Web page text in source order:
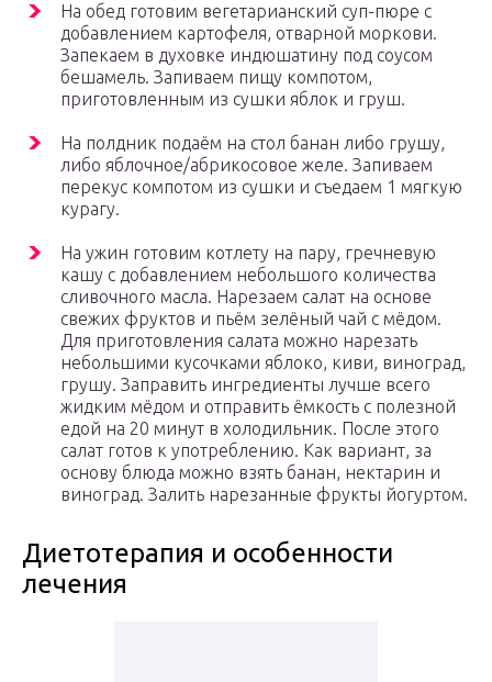
На обед готовим вегетарианский суп-пюре с
добавлением картофеля, отварной моркови.
Запекаем в духовке индюшатину под соусом
бешамель. Запиваем пищу компотом,
приготовленным из сушки яблок и груш.
На полдник подаём на стол банан либо грушу,
либо яблочное/абрикосовое желе. Запиваем
перекус компотом из сушки и съедаем 1 мягкую
курагу.
На ужин готовим котлету на пару, гречневую
кашу с добавлением небольшого количества
сливочного масла. Нарезаем салат на основе
свежих фруктов и пьём зелёный чай с мёдом.
Для приготовления салата можно нарезать
небольшими кусочками яблоко, киви, виноград,
грушу. Заправить ингредиенты лучше всего
жидким мёдом и отправить ёмкость с полезной
едой на 20 минут в холодильник. После этого
салат готов к употреблению. Как вариант, за
основу блюда можно взять банан, нектарин и
виноград. Залить нарезанные фрукты йогуртом.
Диетотерапия и особенности
лечения